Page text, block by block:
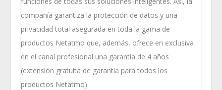
compañía garantiza la protección de datos y una
privacidad total asegurada en toda la gama de
productos Netatmo que, además, ofrece en exclusiva
en el canal profesional una garantía de 4 años
(extensión gratuita de garantía para todos los
productos Netatmo).